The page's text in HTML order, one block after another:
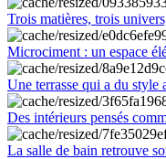
Trois matières, trois
Microciment : un espace
Une terrasse qui a du
Des intérieurs pensés
La salle de bain retrouve